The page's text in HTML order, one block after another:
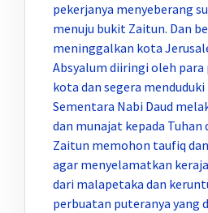
pekerjanya menyeberang
menuju bukit Zaitun. Dan
meninggalkan kota
Absyalum diiringi oleh para
kota dan segera
Sementara Nabi Daud
dan munajat kepada Tuhan
Zaitun memohon taufiq
agar menyelamatkan
dari malapetaka dan
perbuatan puteranya yang